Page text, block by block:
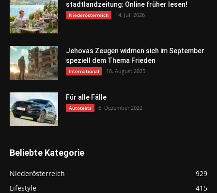
stadtlandzeitung: Online früher lesen!
Niederösterreich 14. Juli 2026
Jehovas Zeugen widmen sich im September
speziell dem Thema Frieden
International 18. August 2025
Für alle Fälle
Autotests 6. Dezember 2022
Beliebte Kategorie
Niederösterreich
929
Lifestyle
415